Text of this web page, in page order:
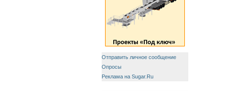
Отправить личное сообщение
Опросы
Реклама на Sugar.Ru